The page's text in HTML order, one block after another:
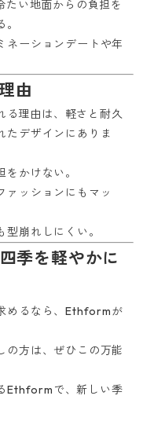
たい地面からの負担を
ネーションデートや年
由
理由は、軽さと耐久
たデザインにありま
をかけない。
ァッションにもマッ
型崩れしにくい。
季を軽やかに
めるなら、Ethformが
の方は、ぜひこの万能
Ethformで、新しい季